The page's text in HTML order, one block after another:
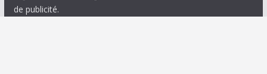
de publicité.